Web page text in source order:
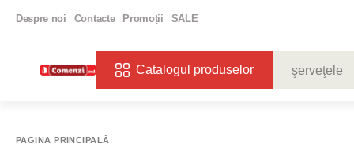
Despre noi Contacte Promoții SALE
Catalogul produselor
PAGINA PRINCIPALĂ